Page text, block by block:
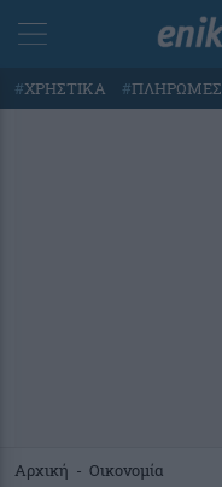
#ΧΡΗΣΤΙΚΑ #ΠΛΗΡΩΜΕΣ
Αρχική - Οικονομία